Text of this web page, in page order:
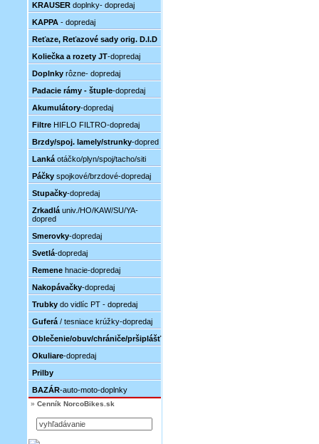
KRAUSER doplnky- dopredaj
KAPPA - dopredaj
Reťaze, Reťazové sady orig. D.I.D
Koliečka a rozety JT-dopredaj
Doplnky rôzne- dopredaj
Padacie rámy - štuple-dopredaj
Akumulátory-dopredaj
Filtre HIFLO FILTRO-dopredaj
Brzdy/spoj. lamely/strunky-dopred
Lanká otáčko/plyn/spoj/tacho/siti
Páčky spojkové/brzdové-dopredaj
Stupačky-dopredaj
Zrkadlá univ./HO/KAW/SU/YA-
dopred
Smerovky-dopredaj
Svetlá-dopredaj
Remene hnacie-dopredaj
Nakopávačky-dopredaj
Trubky do vidlíc PT - dopredaj
Guferá / tesniace krúžky-dopredaj
Oblečenie/obuv/chrániče/pršiplášť
Okuliare-dopredaj
Prilby
BAZÁR-auto-moto-doplnky
» Cenník NorcoBikes.sk